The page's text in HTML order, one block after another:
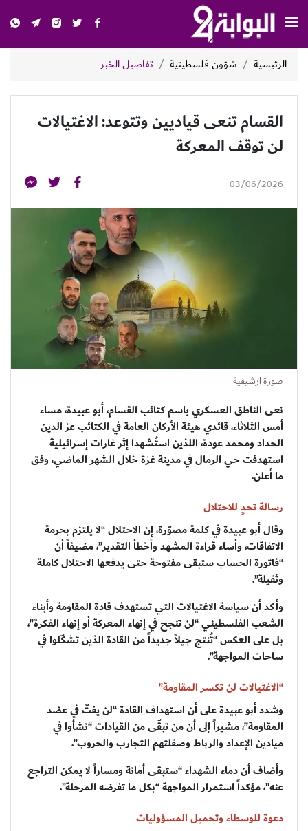
الرئيسية شؤون فلسطينية تفاصيل الخبر
القسام تنعى قياديين وتتوعد: الاغتيالات
لن توقف المعركة
03/06/2026
صورة ارشيفية
نعى الناطق العسكري باسم كتائب القسام، أبو عبيدة، مساء
أمس الثلاثاء، قائدي هيئة الأركان العامة في الكتائب عز الدين
الحداد ومحمد عودة، اللذين استُشهدا إثر غارات إسرائيلية
استهدفت حي الرمال في مدينة غزة خلال الشهر الماضي، وفق
ما أعلن.
رسالة تحدٍ للاحتلال
وقال أبو عبيدة في كلمة مصوّرة، إن الاحتلال “لا يلتزم بحرمة
الاتفاقات، وأساء قراءة المشهد وأخطأ التقدير”، مضيفاً أن
“فاتورة الحساب ستبقى مفتوحة حتى يدفعها الاحتلال كاملة
وثقيلة”.
وأكد أن سياسة الاغتيالات التي تستهدف قادة المقاومة وأبناء
الشعب الفلسطيني “لن تنجح في إنهاء المعركة أو إنهاء الفكرة”،
بل على العكس “تُنتج جيلاً جديداً من القادة الذين تشكّلوا في
ساحات المواجهة”.
“الاغتيالات لن تكسر المقاومة”
وشدد أبو عبيدة على أن استهداف القادة “لن يفتّ في عضد
المقاومة”، مشيراً إلى أن من تبقّى من القيادات “نشأوا في
ميادين الإعداد والرباط وصقلتهم التجارب والحروب”.
وأضاف أن دماء الشهداء “ستبقى أمانة ومساراً لا يمكن التراجع
عنه”، مؤكداً استمرار المواجهة “بكل ما تفرضه المرحلة”.
دعوة للوسطاء وتحميل المسؤوليات